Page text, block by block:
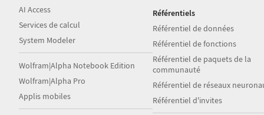
AI Access
Services de calcul
System Modeler
Wolfram|Alpha Notebook Edition
Wolfram|Alpha Pro
Applis mobiles
Référentiels
Référentiel de données
Référentiel de fonctions
Référentiel de paquets de la
communauté
Référentiel de réseaux
Référentiel d'invites